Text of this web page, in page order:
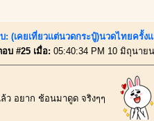
: (เคยเที่ยวเเต่นวดกระปู๋)นวดไทยครั้ง
อบ #25 เมื่อ: 05:40:34 PM 10 มิถุนาย
ว อยาก ช้อนมาดูด จริงๆๆ